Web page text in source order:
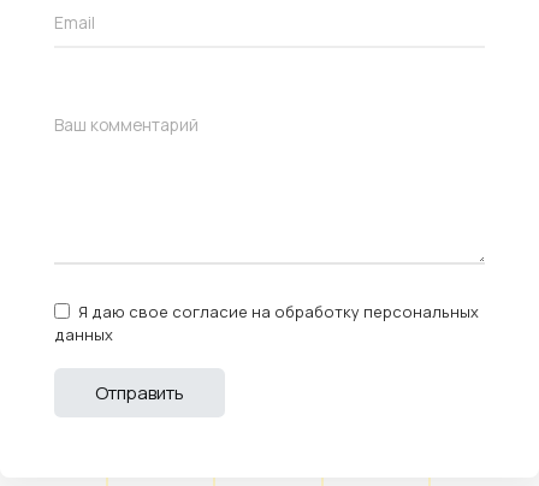
Я даю свое согласие на обработку персональных
данных